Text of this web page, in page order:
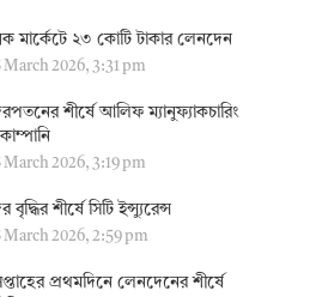
মার্কেটে ২৩ কোটি টাকার লেনদেন
March 2026, 3:31 pm
শীর্ষে আলিফ ম্যানুফ্যাকচারিং
March 2026, 3:19 pm
বৃদ্ধির শীর্ষে সিটি ইন্স্যুরেন্স
March 2026, 2:59 pm
প্রথমদিনে লেনদেনের শীর্ষে